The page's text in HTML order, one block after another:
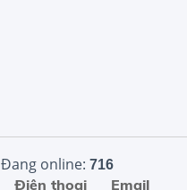
Đang online: 716
Email
Điện thoại